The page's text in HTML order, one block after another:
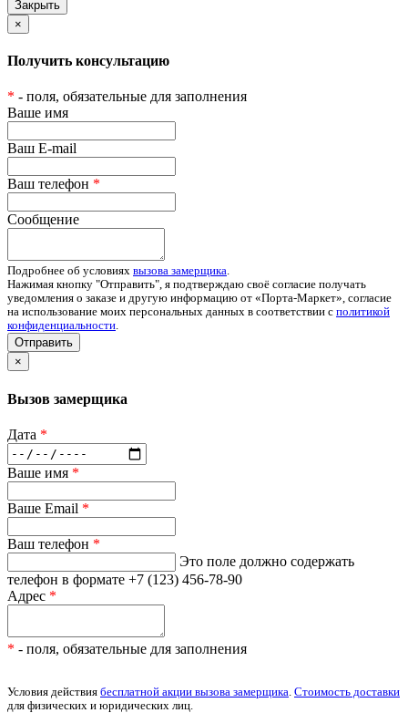
×
Получить консультацию
* - поля, обязательные для заполнения
Ваше имя
Ваш E-mail
Ваш телефон *
Сообщение
Подробнее об условиях вызова замерщика.
Нажимая кнопку "Отправить", я подтверждаю своё согласие получать
уведомления о заказе и другую информацию от «Порта-Маркет», согласие
на использование моих персональных данных в соответствии с политикой
конфиденциальности.
Отправить
×
Вызов замерщика
Дата *
Ваше имя *
Ваше Email *
Ваш телефон *
Это поле должно содержать
телефон в формате +7 (123) 456-78-90
Адрес *
* - поля, обязательные для заполнения
Условия действия бесплатной акции вызова замерщика Стоимость доставки
для физических и юридических лиц.